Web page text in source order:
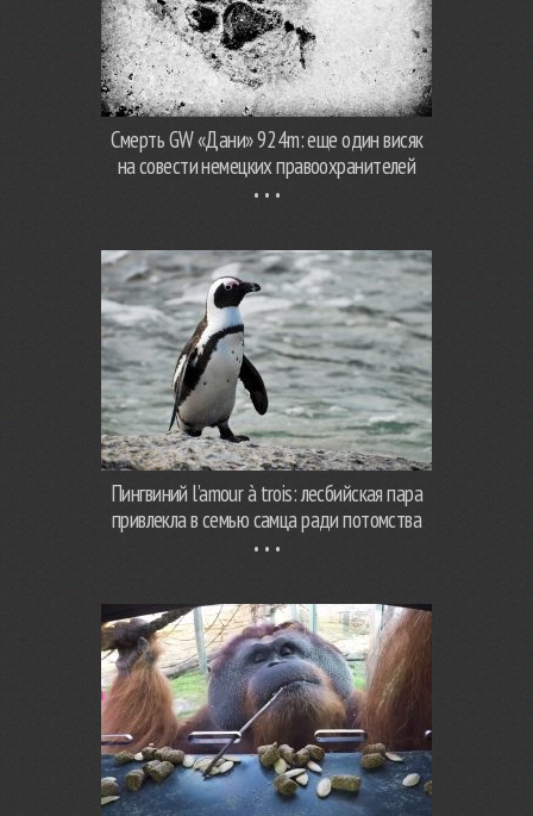
Смерть GW «Дани» 924m: еще один висяк
на совести немецких правоохранителей
Пингвиний l’amour à trois: лесбийская пара
привлекла в семью самца ради потомства